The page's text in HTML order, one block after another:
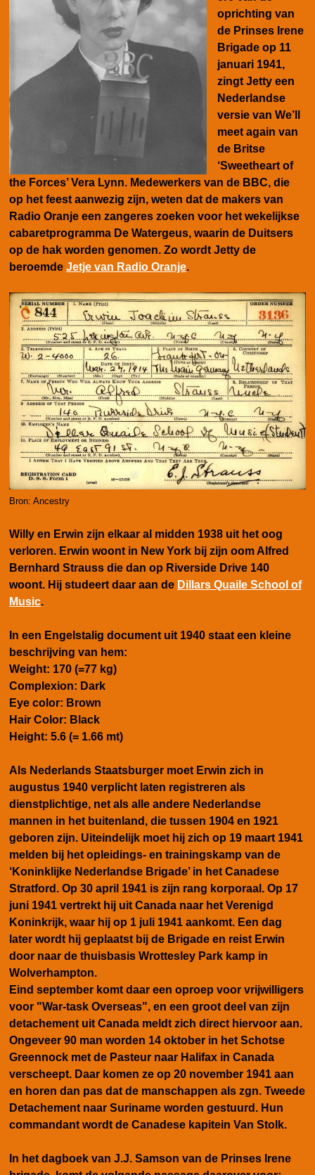
oprichting van
de Prinses Irene
Brigade op 11
januari 1941,
zingt Jetty een
Nederlandse
versie van We’ll
meet again van
de Britse
‘Sweetheart of
the Forces’ Vera Lynn. Medewerkers van de BBC, die
op het feest aanwezig zijn, weten dat de makers van
Radio Oranje een zangeres zoeken voor het wekelijkse
cabaretprogramma De Watergeus, waarin de Duitsers
op de hak worden genomen. Zo wordt Jetty de
beroemde Jetje van Radio Oranje.
Bron: Ancestry
Willy en Erwin zijn elkaar al midden 1938 uit het oog
verloren. Erwin woont in New York bij zijn oom Alfred
Bernhard Strauss die dan op Riverside Drive 140
woont. Hij studeert daar aan de Dillars Quaile School of
Music.
In een Engelstalig document uit 1940 staat een kleine
beschrijving van hem:
Weight: 170 (=77 kg)
Complexion: Dark
Eye color: Brown
Hair Color: Black
Height: 5.6 (= 1.66 mt)
Als Nederlands Staatsburger moet Erwin zich in
augustus 1940 verplicht laten registreren als
dienstplichtige, net als alle andere Nederlandse
mannen in het buitenland, die tussen 1904 en 1921
geboren zijn. Uiteindelijk moet hij zich op 19 maart 1941
melden bij het opleidings- en trainingskamp van de
‘Koninklijke Nederlandse Brigade’in het Canadese
Stratford. Op 30 april 1941 is zijn rang korporaal. Op 17
juni 1941 vertrekt hij uit Canada naar het Verenigd
Koninkrijk, waar hij op 1 juli 1941 aankomt. Een dag
later wordt hij geplaatst bij de Brigade en reist Erwin
door naar de thuisbasis Wrottesley Park kamp in
Wolverhampton.
Eind september komt daar een oproep voor vrijwilligers
voor "War-task Overseas", en een groot deel van zijn
detachement uit Canada meldt zich direct hiervoor aan.
Ongeveer 90 man worden 14 oktober in het Schotse
Greennock met de Pasteur naar Halifax in Canada
verscheept. Daar komen ze op 20 november 1941 aan
en horen dan pas dat de manschappen als zgn. Tweede
Detachement naar Suriname worden gestuurd. Hun
commandant wordt de Canadese kapitein Van Stolk.
In het dagboek van J.J. Samson van de Prinses Irene